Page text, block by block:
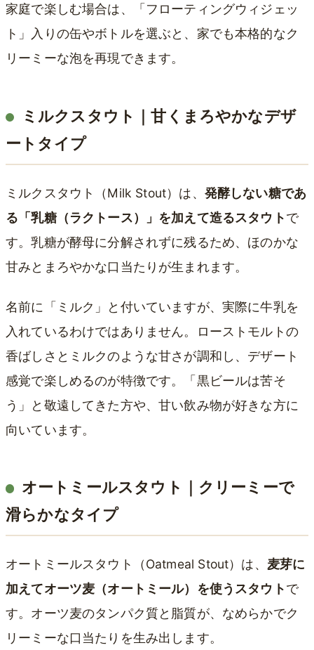
家庭で楽しむ場合は、「フローティングウィジェッ
ト」入りの缶やボトルを選ぶと、家でも本格的なク
リーミーな泡を再現できます。
ミルクスタウト｜甘くまろやかなデザ
ートタイプ
ミルクスタウト（Milk Stout）は、 発酵しない糖であ
る「乳糖（ラクトース）」を加えて造るスタウトで
す。乳糖が酵母に分解されずに残るため、ほのかな
甘みとまろやかな口当たりが生まれます。
名前に「ミルク」と付いていますが、実際に牛乳を
入れているわけではありません。ローストモルトの
香ばしさとミルクのような甘さが調和し、デザート
感覚で楽しめるのが特徴です。「黒ビールは苦そ
う」と敬遠してきた方や、甘い飲み物が好きな方に
向いています。
オートミールスタウト｜クリーミーで
滑らかなタイプ
オートミールスタウト（Oatmeal Stout）は、 麦芽に
加えてオーツ麦（オートミール）を使うスタウトで
す。オーツ麦のタンパク質と脂質が、なめらかでク
リーミーな口当たりを生み出します。